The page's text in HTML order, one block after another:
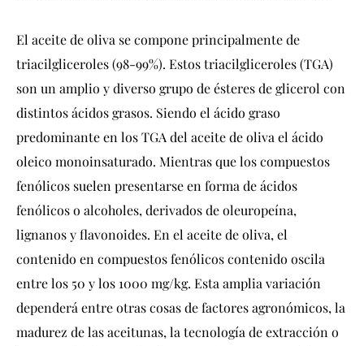
El aceite de oliva se compone principalmente de
triacilgliceroles (98-99%). Estos triacilgliceroles (TGA)
son un amplio y diverso grupo de ésteres de glicerol con
distintos ácidos grasos. Siendo el ácido graso
predominante en los TGA del aceite de oliva el ácido
oleico monoinsaturado. Mientras que los compuestos
fenólicos suelen presentarse en forma de ácidos
fenólicos o alcoholes, derivados de oleuropeína,
lignanos y flavonoides. En el aceite de oliva, el
contenido en compuestos fenólicos contenido oscila
entre los 50 y los 1000 mg/kg. Esta amplia variación
dependerá entre otras cosas de factores agronómicos, la
madurez de las aceitunas, la tecnología de extracción o